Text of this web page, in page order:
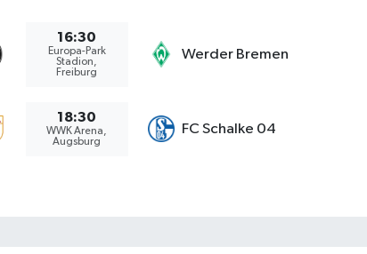
16:30
Europa-Park
Stadion,
Freiburg
Werder Bremen
18:30
WWK Arena,
Augsburg
FC Schalke 04